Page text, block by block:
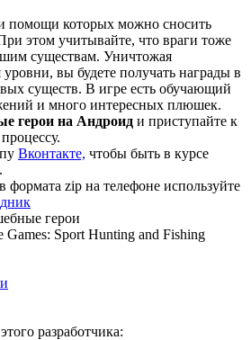
помощи которых можно сносить
этом учитывайте, что враги тоже
существам. Уничтожая
вы будете получать награды в
существ. В игре есть обучающий
и много интересных плюшек.
герои на Андроид и приступайте к
Вконтакте, чтобы быть в курсе
формата zip на телефоне используйте
герои
Games: Sport Hunting and Fishing
разработчика: